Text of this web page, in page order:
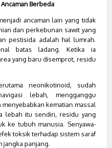
Berbeda
ancaman lain yang tidak
dan perkebunan sawit yang
pestisida adalah hal lumrah.
batas ladang. Ketika ia
yang baru disemprot, residu
neonikotinoid, sudah
lebah, mengganggu
kematian massal
lebah itu sendiri, residu yang
ke tubuh manusia. Senyawa-
toksik terhadap sistem saraf
jangka panjang.